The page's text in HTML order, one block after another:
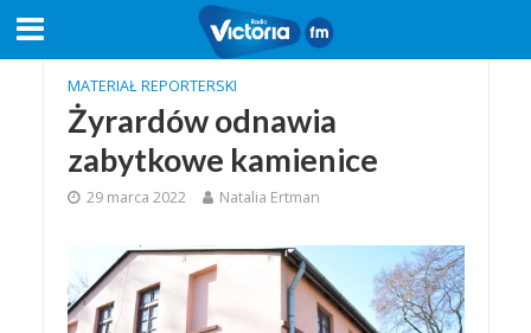
MATERIAŁ REPORTERSKI
Żyrardów odnawia
zabytkowe kamienice
29 marca 2022 Natalia Ertman